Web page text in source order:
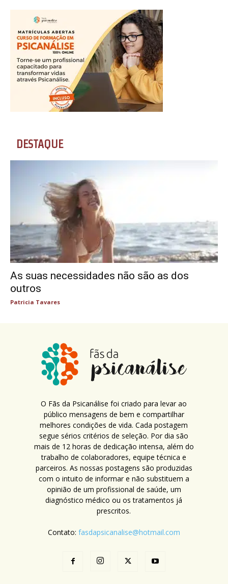
DESTAQUE
As suas necessidades não são as dos
outros
Patricia Tavares
O Fãs da Psicanálise foi criado para levar ao
público mensagens de bem e compartilhar
melhores condições de vida. Cada postagem
segue sérios critérios de seleção. Por dia são
mais de 12 horas de dedicação intensa, além do
trabalho de colaboradores, equipe técnica e
parceiros. As nossas postagens são produzidas
com o intuito de informar e não substituem a
opinião de um profissional de saúde, um
diagnóstico médico ou os tratamentos já
prescritos.
Contato: fasdapsicanalise@hotmail.com